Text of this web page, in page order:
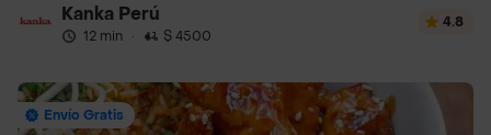
Kanka Perú
12 min · $ 4500
4.8
Envío Gratis